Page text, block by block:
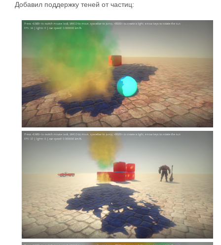
Добавил поддержку теней от частиц: